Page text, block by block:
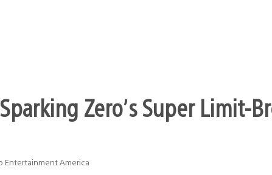
Zero’s Super
Entertainment America